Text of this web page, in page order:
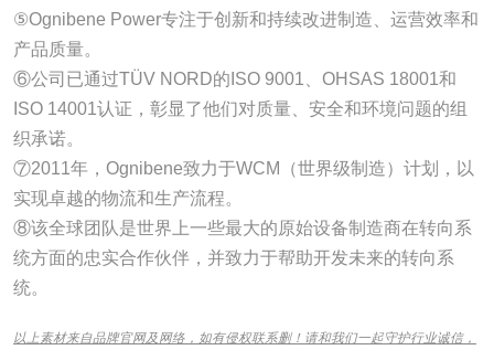
⑤Ognibene Power专注于创新和持续改进制造、运营效率和
产品质量。
⑥公司已通过TÜV NORD的ISO 9001、OHSAS 18001和
ISO 14001认证，彰显了他们对质量、安全和环境问题的组
织承诺。
⑦2011年，Ognibene致力于WCM（世界级制造）计划，以
实现卓越的物流和生产流程。
⑧该全球团队是世界上一些最大的原始设备制造商在转向系
统方面的忠实合作伙伴，并致力于帮助开发未来的转向系
统。
以上素材来自品牌官网及网络，如有侵权联系删！请和我们一起守护行业诚信，